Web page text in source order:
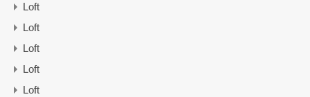
Loft
Loft
Loft
Loft
Loft